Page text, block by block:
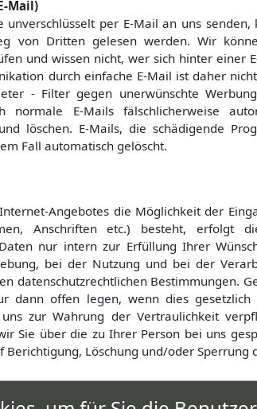
Mail)
unverschlüsselt per E-Mail an uns
von Dritten gelesen werden. Wir
und wissen nicht, wer sich hinter einer
durch einfache E-Mail ist daher
- Filter gegen unerwünschte
normale E-Mails fälschlicherweise
löschen. E-Mails, die schädigende
Fall automatisch gelöscht.
Angebotes die Möglichkeit der
Anschriften etc.) besteht, erfolgt
nur intern zur Erfüllung Ihrer
bei der Nutzung und bei der
datenschutzrechtlichen Bestimmungen.
dann offen legen, wenn dies gesetzlich
zur Wahrung der Vertraulichkeit
Sie über die zu Ihrer Person bei uns
Berichtigung, Löschung und/oder Sperrung
entsprechend den
(DS-GVO) finden Sie am Anfang dieses